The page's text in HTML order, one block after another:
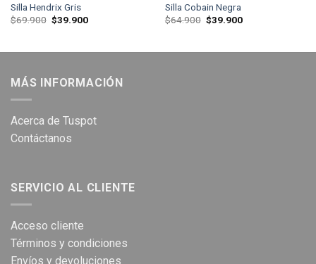
Silla Hendrix Gris
$69.900 El
precio
$69.900.
$39.900El
$39.900.
Silla Cobain Negra
$64.900 El
precio
$64.900.
$39.900El
$39.900.
MÁS INFORMACIÓN
Acerca de Tuspot
Contáctanos
SERVICIO AL CLIENTE
Acceso cliente
Términos y condiciones
Envíos y devoluciones